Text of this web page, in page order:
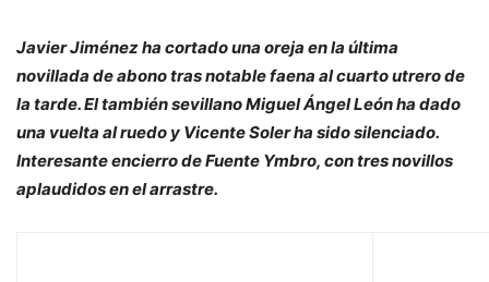
Javier Jiménez ha cortado una oreja en la última
novillada de abono tras notable faena al cuarto utrero de
la tarde. El también sevillano Miguel Ángel León ha dado
una vuelta al ruedo y Vicente Soler ha sido silenciado.
Interesante encierro de Fuente Ymbro, con tres novillos
aplaudidos en el arrastre.